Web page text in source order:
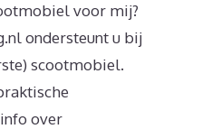
voor mij?
ondersteunt u bij
scootmobiel.
over